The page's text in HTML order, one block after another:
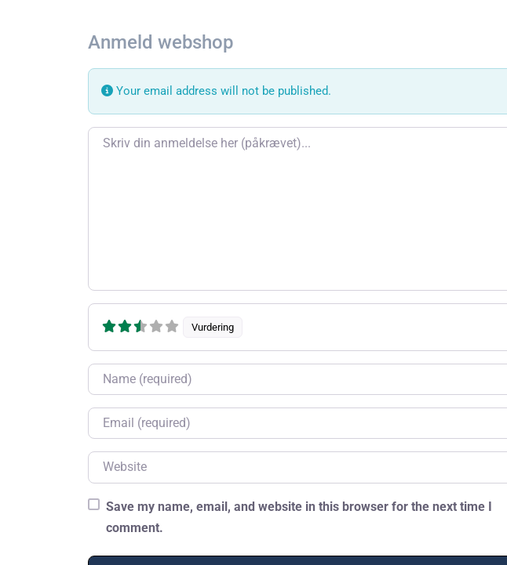
Anmeld webshop
Your email address will not be published.
Review text
Vurdering
Name
Email
Website
Save my name, email, and website in this browser for the next time I
comment.